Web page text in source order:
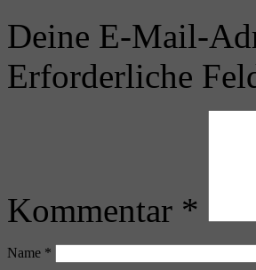
Deine E-Mail-
Erforderliche
Kommentar *
Name *